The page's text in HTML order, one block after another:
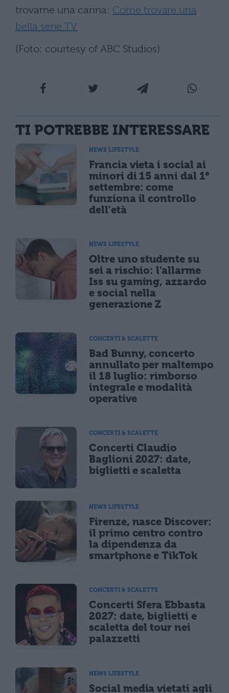
trovarne una carina: Come trovare una
bella serie TV
(Foto: courtesy of ABC Studios)
TI POTREBBE INTERESSARE
NEWS LIFESTYLE
Francia vieta i social ai
minori di 15 anni dal 1°
settembre: come
funziona il controllo
dell'età
NEWS LIFESTYLE
Oltre uno studente su
sei a rischio: l'allarme
Iss su gaming, azzardo
e social nella
generazione Z
CONCERTI & SCALETTE
Bad Bunny, concerto
annullato per maltempo
il 18 luglio: rimborso
integrale e modalità
operative
CONCERTI & SCALETTE
Concerti Claudio
Baglioni 2027: date,
biglietti e scaletta
NEWS LIFESTYLE
Firenze, nasce Discover:
il primo centro contro
la dipendenza da
smartphone e TikTok
CONCERTI & SCALETTE
Concerti Sfera Ebbasta
2027: date, biglietti e
scaletta del tour nei
palazzetti
NEWS LIFESTYLE
Social media vietati agli